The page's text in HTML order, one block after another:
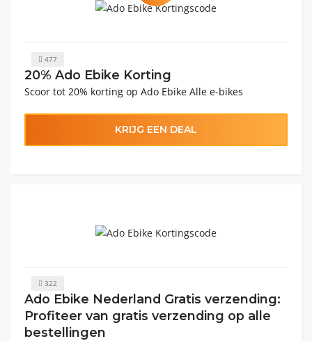
477
20% Ado Ebike Korting
Scoor tot 20% korting op Ado Ebike Alle e-bikes
KRIJG EEN DEAL
322
Ado Ebike Nederland Gratis verzending:
Profiteer van gratis verzending op alle
bestellingen